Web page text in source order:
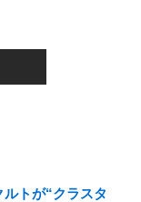
トが“クラスタ